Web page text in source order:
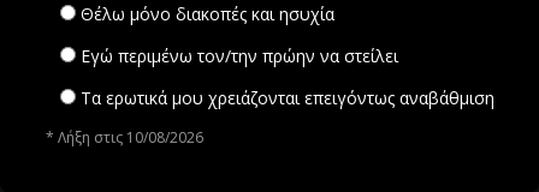
Θέλω μόνο διακοπές και ησυχία
Εγώ περιμένω τον/την πρώην να στείλει
Τα ερωτικά μου χρειάζονται επειγόντως αναβάθμιση
* Λήξη στις 10/08/2026